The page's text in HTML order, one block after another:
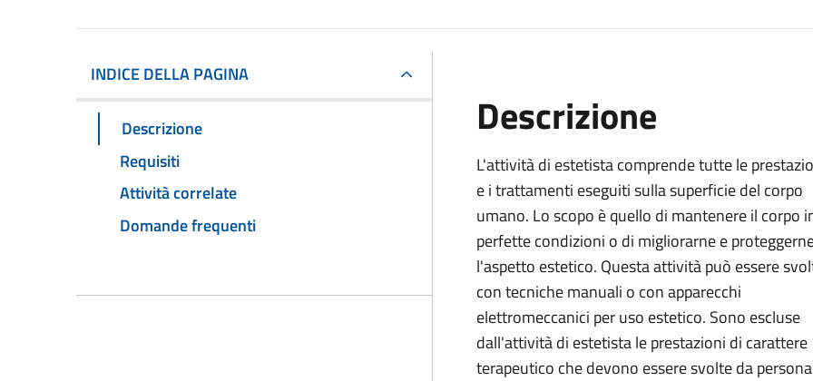
INDICE DELLA PAGINA
Descrizione
Requisiti
Attività correlate
Domande frequenti
Descrizione
L'attività di estetista comprende tutte le
e i trattamenti eseguiti sulla superficie del corpo
umano. Lo scopo è quello di mantenere il corpo
perfette condizioni o di migliorarne e
l'aspetto estetico. Questa attività può essere
con tecniche manuali o con apparecchi
elettromeccanici per uso estetico. Sono escluse
dall'attività di estetista le prestazioni di carattere
terapeutico che devono essere svolte da